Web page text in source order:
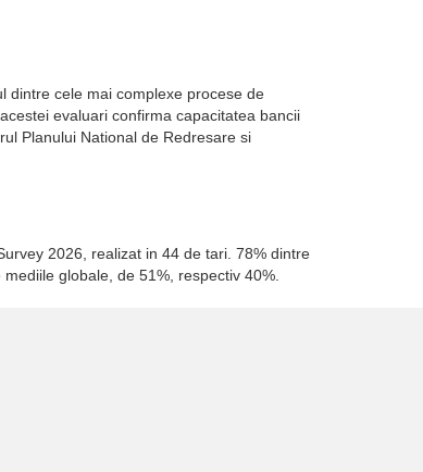
dintre cele mai complexe procese de
evaluari confirma capacitatea bancii
Planului National de Redresare si
2026, realizat in 44 de tari. 78% dintre
globale, de 51%, respectiv 40%.